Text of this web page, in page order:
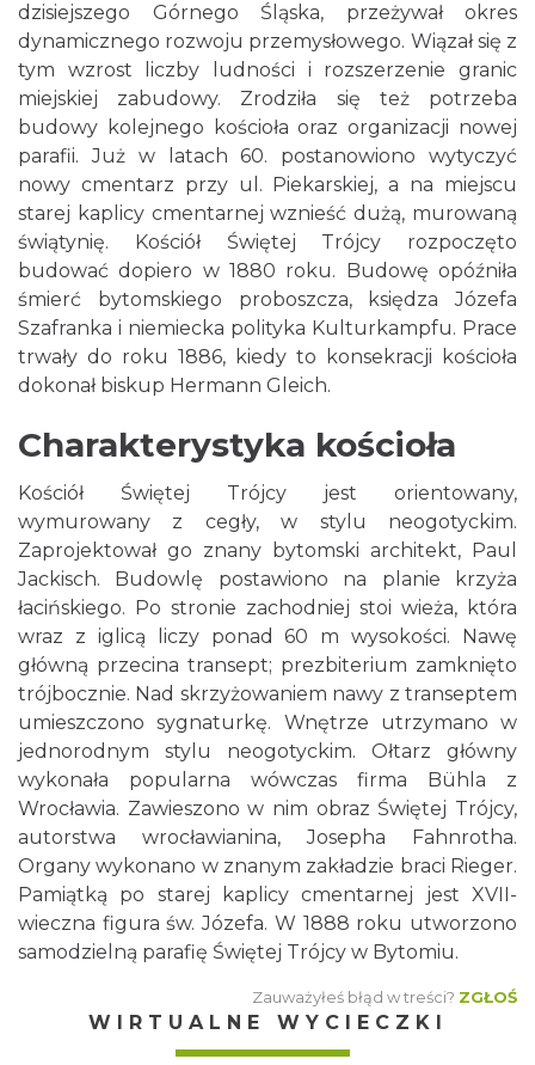
dzisiejszego Górnego Śląska, przeżywał okres
dynamicznego rozwoju przemysłowego. Wiązał się z
tym wzrost liczby ludności i rozszerzenie granic
miejskiej zabudowy. Zrodziła się też potrzeba
budowy kolejnego kościoła oraz organizacji nowej
parafii. Już w latach 60. postanowiono wytyczyć
nowy cmentarz przy ul. Piekarskiej, a na miejscu
starej kaplicy cmentarnej wznieść dużą, murowaną
świątynię. Kościół Świętej Trójcy rozpoczęto
budować dopiero w 1880 roku. Budowę opóźniła
śmierć bytomskiego proboszcza, księdza Józefa
Szafranka i niemiecka polityka Kulturkampfu. Prace
trwały do roku 1886, kiedy to konsekracji kościoła
dokonał biskup Hermann Gleich.
Charakterystyka kościoła
Kościół Świętej Trójcy jest orientowany,
wymurowany z cegły, w stylu neogotyckim.
Zaprojektował go znany bytomski architekt, Paul
Jackisch. Budowlę postawiono na planie krzyża
łacińskiego. Po stronie zachodniej stoi wieża, która
wraz z iglicą liczy ponad 60 m wysokości. Nawę
główną przecina transept; prezbiterium zamknięto
trójbocznie. Nad skrzyżowaniem nawy z transeptem
umieszczono sygnaturkę. Wnętrze utrzymano w
jednorodnym stylu neogotyckim. Ołtarz główny
wykonała popularna wówczas firma Bühla z
Wrocławia. Zawieszono w nim obraz Świętej Trójcy,
autorstwa wrocławianina, Josepha Fahnrotha.
Organy wykonano w znanym zakładzie braci Rieger.
Pamiątką po starej kaplicy cmentarnej jest XVII-
wieczna figura św. Józefa. W 1888 roku utworzono
samodzielną parafię Świętej Trójcy w Bytomiu.
Zauważyłeś błąd w treści? ZGŁOŚ
WIRTUALNE WYCIECZKI